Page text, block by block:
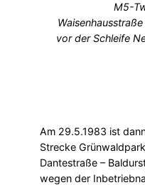
M5-
vor der Schleife
Am 29.5.1983 ist
Strecke
Dantestraße –
wegen der